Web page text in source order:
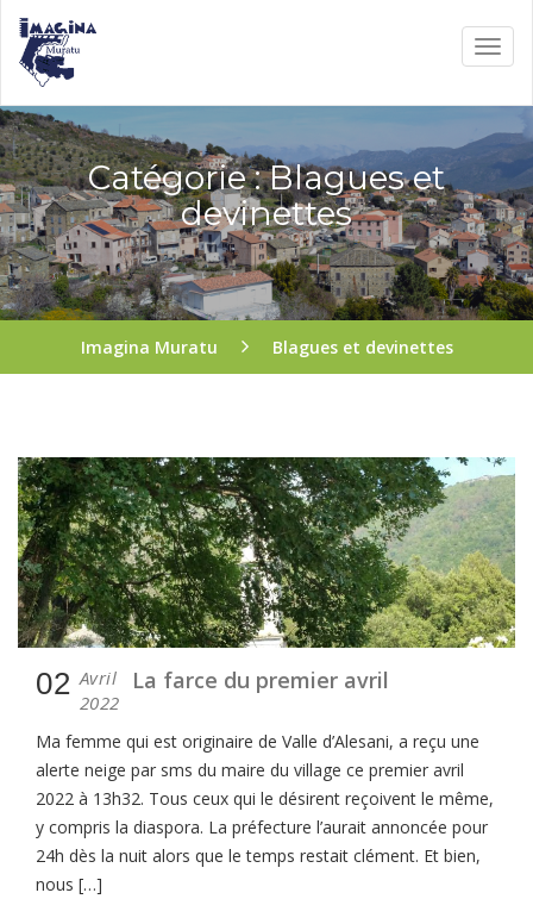
Catégorie : Blagues et
devinettes
Imagina Muratu Blagues et devinettes
02 Avril
2022
La farce du premier avril
Ma femme qui est originaire de Valle d’Alesani, a reçu une
alerte neige par sms du maire du village ce premier avril
2022 à 13h32. Tous ceux qui le désirent reçoivent le même,
y compris la diaspora. La préfecture l’aurait annoncée pour
24h dès la nuit alors que le temps restait clément. Et bien,
nous […]